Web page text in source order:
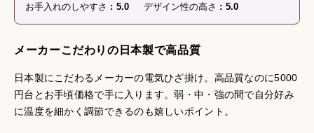
お手入れのしやすさ
5.0 デザイン性の高さ 5.0
メーカーこだわりの日本製で高品質
日本製にこだわるメーカーの電気ひざ掛け。高品質なのに5000
円台とお手頃価格で手に入ります。弱・中・強の間で自分好み
に温度を細かく調節できるのも嬉しいポイント。